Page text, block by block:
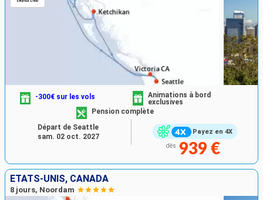
Payez en 4X
-300€ sur les vols
Animations à bord
exclusives
Pension complète
dès 939 €
Départ de Seattle
sam. 02 oct. 2027
ÉTATS-UNIS, CANADA
8 jours, Noordam